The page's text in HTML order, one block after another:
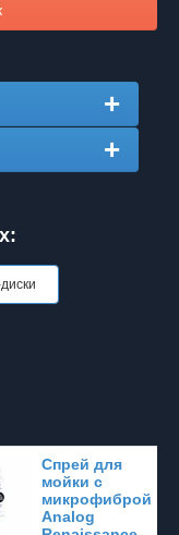
Спрей для
мойки с
микрофиброй
Analog